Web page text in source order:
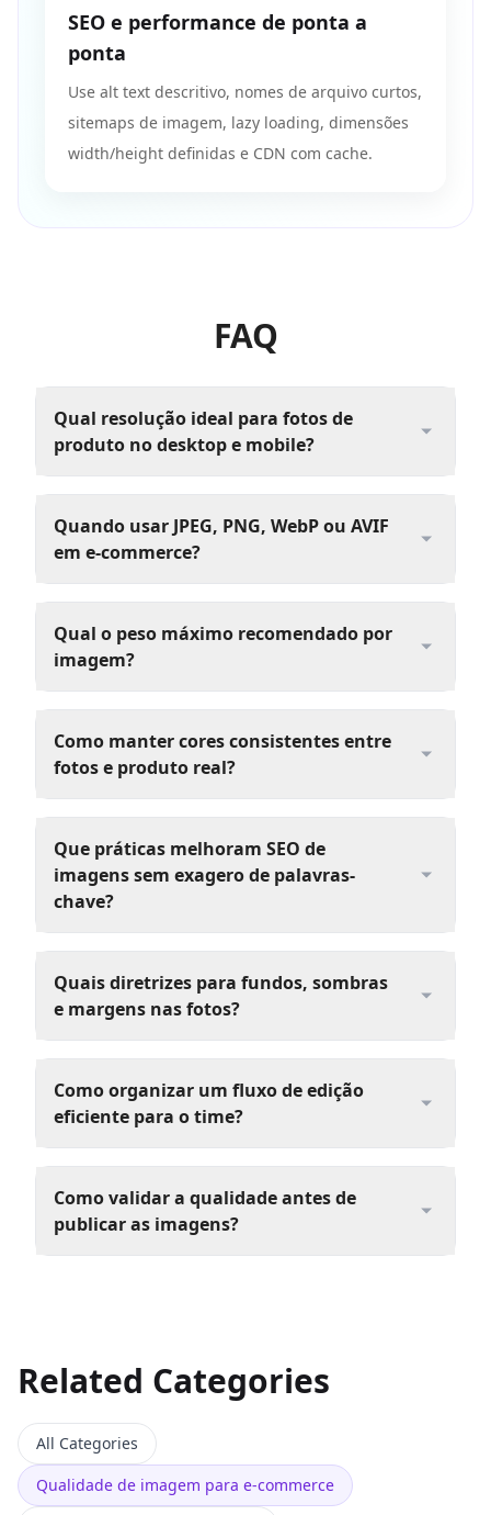
SEO e performance de ponta a
ponta
Use alt text descritivo, nomes de arquivo curtos,
sitemaps de imagem, lazy loading, dimensões
width/height definidas e CDN com cache.
FAQ
Qual resolução ideal para fotos de
produto no desktop e mobile?
Quando usar JPEG, PNG, WebP ou AVIF
em e-commerce?
Qual o peso máximo recomendado por
imagem?
Como manter cores consistentes entre
fotos e produto real?
Que práticas melhoram SEO de
imagens sem exagero de palavras-
chave?
Quais diretrizes para fundos, sombras
e margens nas fotos?
Como organizar um fluxo de edição
eficiente para o time?
Como validar a qualidade antes de
publicar as imagens?
Related Categories
All Categories
Qualidade de imagem para e-commerce